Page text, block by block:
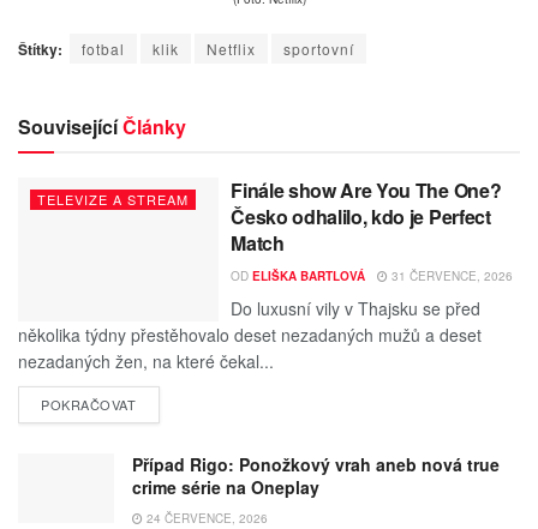
Štítky: fotbal klik Netflix sportovní
SouvisejícíČlánky
TELEVIZE A STREAM
Finále show Are You The One?
Česko odhalilo, kdo je Perfect
Match
OD ELIŠKA BARTLOVÁ 31 ČERVENCE, 2026
Do luxusní vily v Thajsku se před
několika týdny přestěhovalo deset nezadaných mužů a deset
nezadaných žen, na které čekal...
POKRAČOVAT
Případ Rigo: Ponožkový vrah aneb nová true
crime série na Oneplay
24 ČERVENCE, 2026